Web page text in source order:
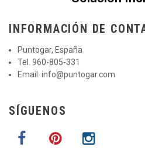
INFORMACIÓN DE
Puntogar, España
Tel. 960-805-331
Email: info@puntogar.com
SÍGUENOS